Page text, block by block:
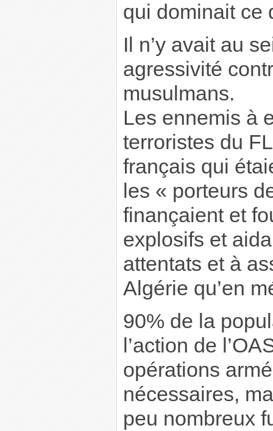
qui dominait ce
Il n’y avait au
agressivité
musulmans.
Les ennemis à
terroristes du
français qui
les « porteurs
finançaient et
explosifs et
attentats et à
Algérie qu’en
90% de la
l’action de
opérations
nécessaires,
peu nombreux